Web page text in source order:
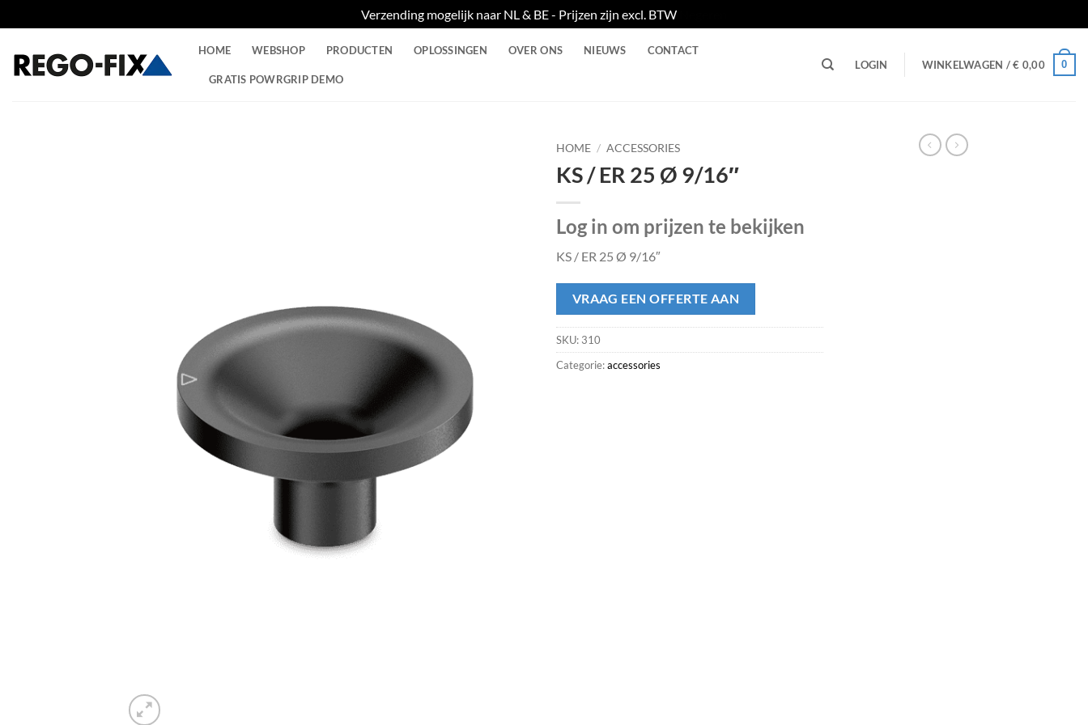
Verzending mogelijk naar NL & BE - Prijzen zijn excl. BTW
naar
inhoud
HOME WEBSHOP PRODUCTEN OPLOSSINGEN OVER ONS NIEUWS CONTACT
GRATIS POWRGRIP DEMO
LOGIN WINKELWAGEN /€ 0,00 0
HOME / ACCESSORIES
KS / ER 25 Ø 9/16″
Log in om prijzen te bekijken
KS / ER 25 Ø 9/16″
VRAAG EEN OFFERTE AAN
SKU: 310
Categorie:accessories